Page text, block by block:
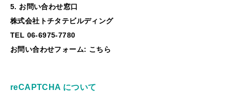
5. お問い合わせ窓口
株式会社トチタテビルディング
TEL 06-6975-7780
お問い合わせフォーム: こちら
reCAPTCHA について